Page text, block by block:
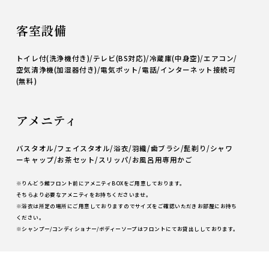
客室設備
トイレ付(洗浄機付き)/テレビ(BS対応)/冷蔵庫(中身空)/エアコン/
空気清浄機(加湿器付き)/電気ポット/電話/インターネット接続可
(無料)
アメニティ
バスタオル/フェイスタオル/浴衣/羽織/歯ブラシ/髭剃り/シャワ
ーキャップ/お茶セット/スリッパ/お風呂用専用かご
※りんどう館フロント前にアメニティBOXをご用意しております。
そちらより必要なアメニティをお持ちくださいませ。
※浴衣は所定の場所にご用意しておりますのでサイズをご確認いただきお部屋にお持ち
ください。
※シャンプー/コンディショナー/ボディーソープはフロントにてお貸出ししております。